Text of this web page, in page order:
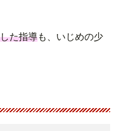
た指導も、いじめの少